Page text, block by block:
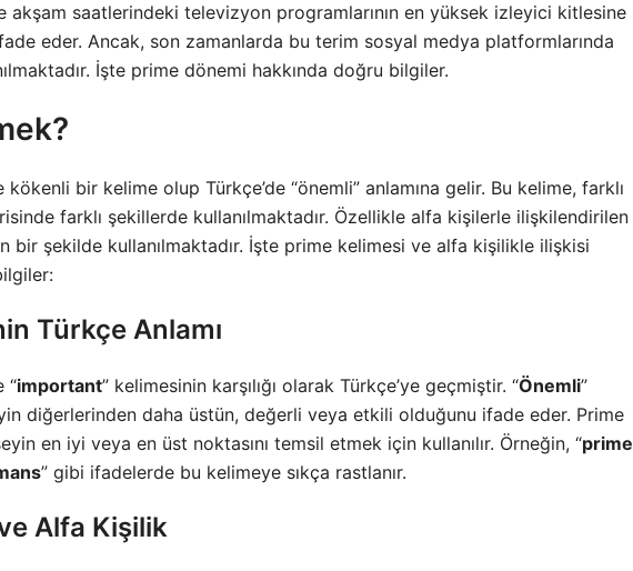
akşam saatlerindeki televizyon programlarının en yüksek izleyici kitlesine
eder. Ancak, son zamanlarda bu terim sosyal medya platformlarında
İşte prime dönemi hakkında doğru bilgiler.
bir kelime olup Türkçe’de “önemli” anlamına gelir. Bu kelime, farklı
farklı şekillerde kullanılmaktadır. Özellikle alfa kişilerle ilişkilendirilen
bir şekilde kullanılmaktadır. İşte prime kelimesi ve alfa kişilikle ilişkisi
Türkçe Anlamı
“important” kelimesinin karşılığı olarak Türkçe’ye geçmiştir. “Önemli”
diğerlerinden daha üstün, değerli veya etkili olduğunu ifade eder. Prime
en iyi veya en üst noktasını temsil etmek için kullanılır. Örneğin, “prime
” gibi ifadelerde bu kelimeye sıkça rastlanır.
Alfa Kişilik